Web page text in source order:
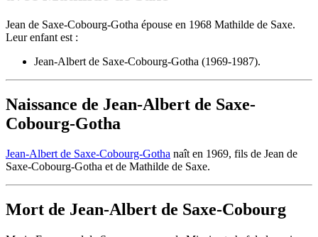
Jean de Saxe-Cobourg-Gotha épouse en 1968 Mathilde de Saxe.
Leur enfant est :
Jean-Albert de Saxe-Cobourg-Gotha (1969-1987).
Naissance de Jean-Albert de Saxe-
Cobourg-Gotha
Jean-Albert de Saxe-Cobourg-Gotha naît en 1969, fils de Jean de
Saxe-Cobourg-Gotha et de Mathilde de Saxe.
Mort de Jean-Albert de Saxe-Cobourg